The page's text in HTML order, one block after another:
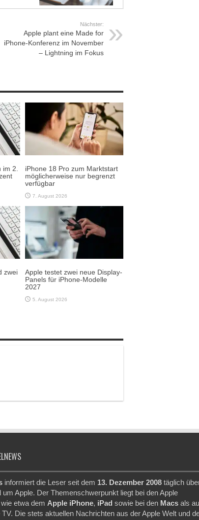
Nächster:
Apple plant eine Made for
iPhone-Konferenz im November
– Lightning im Fokus
2.
iPhone 18 Pro zum Marktstart
möglicherweise nur begrenzt
verfügbar
7. August 2026
zwei
Apple testet zwei neue Display-
Panels für iPhone-Modelle
2027
5. August 2026
informiert die Leser seit dem 13. Dezember 2008 täglich
um Apple. Der Themenschwerpunkt liegt bei den Apple
etwa dem Apple iPhone, iPad sowie bei den Macs als
TV. Die stets aktuellen Nachrichten aus der Apple Welt und